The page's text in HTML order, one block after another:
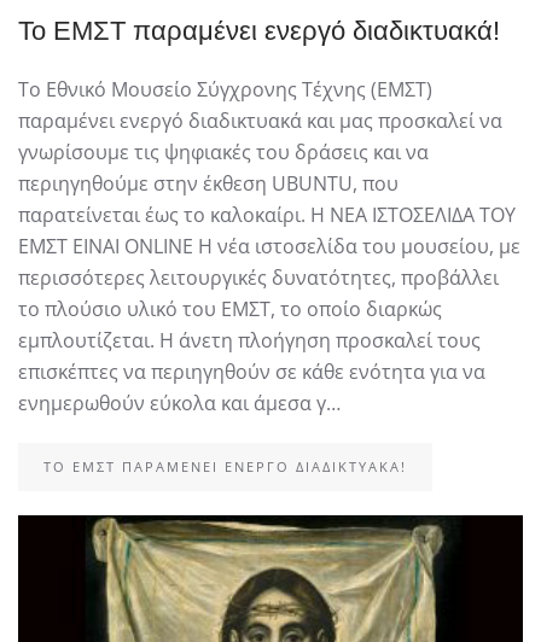
Το ΕΜΣΤ παραμένει ενεργό διαδικτυακά!
Το Εθνικό Μουσείο Σύγχρονης Τέχνης (ΕΜΣΤ)
παραμένει ενεργό διαδικτυακά και μας προσκαλεί να
γνωρίσουμε τις ψηφιακές του δράσεις και να
περιηγηθούμε στην έκθεση UBUNTU, που
παρατείνεται έως το καλοκαίρι. Η ΝΕΑ ΙΣΤΟΣΕΛΙΔΑ ΤΟΥ
ΕΜΣΤ ΕΙΝΑΙ ONLINE Η νέα ιστοσελίδα του μουσείου, με
περισσότερες λειτουργικές δυνατότητες, προβάλλει
το πλούσιο υλικό του ΕΜΣΤ, το οποίο διαρκώς
εμπλουτίζεται. Η άνετη πλοήγηση προσκαλεί τους
επισκέπτες να περιηγηθούν σε κάθε ενότητα για να
ενημερωθούν εύκολα και άμεσα γ…
ΤΟ ΕΜΣΤ ΠΑΡΑΜΈΝΕΙ ΕΝΕΡΓΌ ΔΙΑΔΙΚΤΥΑΚΆ!